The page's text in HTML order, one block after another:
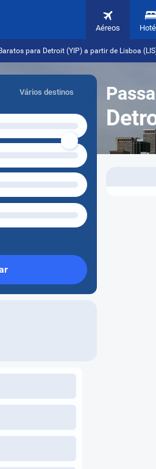
Aéreos
para Detroit (YIP) a partir de Lisboa
Vários destinos